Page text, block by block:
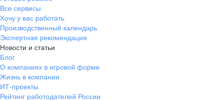
Все сервисы
Хочу у вас работать
Производственный календарь
Экспертная рекомендация
Новости и статьи
Блог
О компаниях в игровой форме
Жизнь в компании
ИТ-проекты
Рейтинг работодателей России